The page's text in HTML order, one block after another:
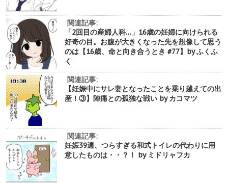
関連記事:
「2回目の産婦人科…」16歳の妊婦に向けられる
好奇の目。お腹が大きくなった先を想像して思う
のは【16歳、命と向き合うとき #77】by ふくふ
く
関連記事:
【妊娠中にサレ妻となったことを乗り越えての出
産！③】陣痛との孤独な戦い by カコマツ
関連記事:
妊娠39週、つらすぎる和式トイレの代わりに用
意したものは・・？！ by ミドリャフカ